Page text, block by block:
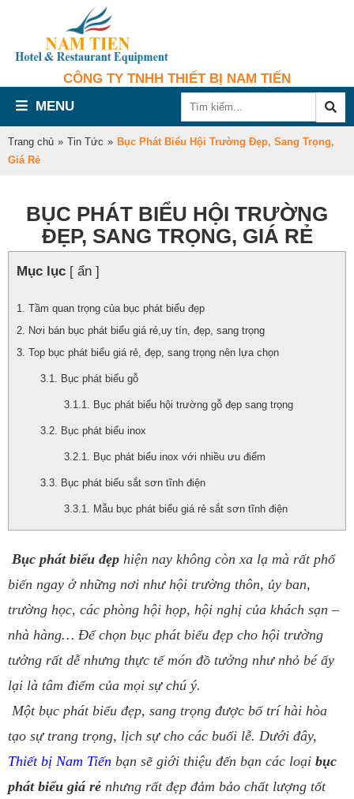
CÔNG TY TNHH THIẾT BỊ NAM TIẾN
MENU
Trang chủ » Tin Tức » Bục Phát Biểu Hội Trường Đẹp, Sang Trọng,
Giá Rẻ
BỤC PHÁT BIỂU HỘI TRƯỜNG
ĐẸP, SANG TRỌNG, GIÁ RẺ
Mục lục [ ẩn ]
Tầm quan trọng của bục phát biểu đẹp
Nơi bán bục phát biểu giá rẻ,uy tín, đẹp, sang trọng
Top bục phát biểu giá rẻ, đẹp, sang trọng nên lựa chọn
Bục phát biểu gỗ
Bục phát biểu hội trường gỗ đẹp sang trọng
Bục phát biểu inox
Bục phát biểu inox với nhiều ưu điểm
Bục phát biểu sắt sơn tĩnh điện
Mẫu bục phát biểu giá rẻ sắt sơn tĩnh điện
Bục phát biểu đẹp hiện nay không còn xa lạ mà rất phổ
biến ngay ở những nơi như hội trường thôn, ủy ban,
trường học, các phòng hội họp, hội nghị của khách sạn –
nhà hàng… Để chọn bục phát biểu đẹp cho hội trường
tưởng rất dễ nhưng thực tế món đồ tưởng như nhỏ bé ấy
lại là tâm điểm của mọi sự chú ý.
Một bục phát biểu đẹp, sang trọng được bố trí hài hòa
tạo sự trang trọng, lịch sự cho các buổi lễ. Dưới đây,
Thiết bị Nam Tiến bạn sẽ giới thiệu đến bạn các loại bục
phát biểu giá rẻ nhưng rất đẹp đảm bảo chất lượng tốt